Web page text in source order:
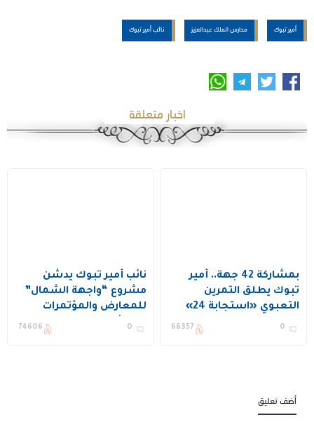
أمير تبوك مدارس الملك عبدالعزيز نائب أمير تبوك
اخبار متعلقة
بمشاركة 42 جهة.. أمير
تبوك يطلق التمرين
التعبوي «استجابة 24»
0
66357
نائب أمير تبوك يدشّن
مشروع “واجهة الشمال”
للمعارض والمؤتمرات
باستثمار يتجاوز 55 مليون
0
74606
أضف تعليق